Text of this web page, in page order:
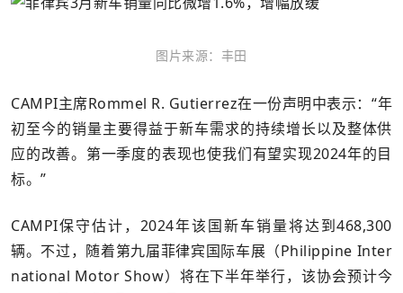
图片来源：丰田
CAMPI主席Rommel R. Gutierrez在一份声明中表示：“年
初至今的销量主要得益于新车需求的持续增长以及整体供
应的改善。第一季度的表现也使我们有望实现2024年的目
标。”
CAMPI保守估计，2024年该国新车销量将达到468,300
辆。不过，随着第九届菲律宾国际车展（Philippine Inter
national Motor Show）将在下半年举行，该协会预计今